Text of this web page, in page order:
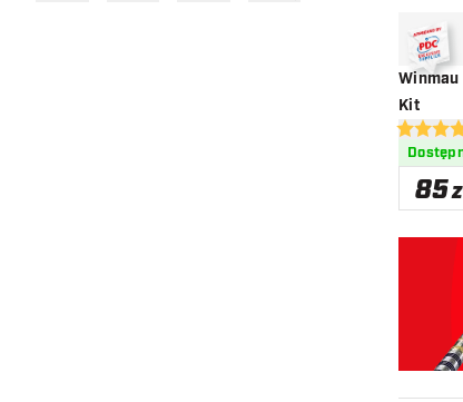
Winmau
Kit
4.6
85